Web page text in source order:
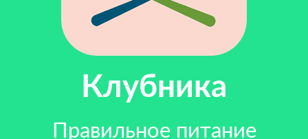
Клубника
Правильное питание